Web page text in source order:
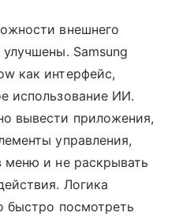
внешнего
Samsung
как интерфейс,
использование ИИ.
вывести приложения,
управления,
меню и не раскрывать
Логика
быстро посмотреть